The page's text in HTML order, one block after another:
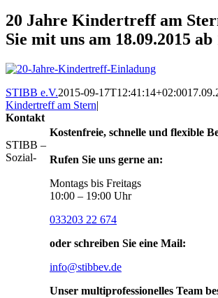
20 Jahre Kindertreff am
Sie mit uns am 18.09.2015
STIBB e.V.2015-09-17T12:41:14+02:00
Kindertreff am Stern|
Kostenfreie, schnelle und flexible
Rufen Sie uns gerne an:
Montags bis Freitags
10:00 – 19:00 Uhr
033203 22 674
oder schreiben Sie eine Mail:
info@stibbev.de
Unser multiprofessionelles Team
Kontakt
STIBB –
Sozial-